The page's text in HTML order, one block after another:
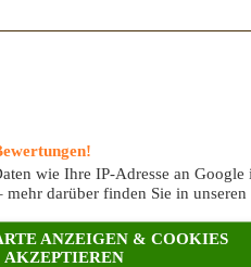
wie Ihre IP-Adresse an Google
darüber finden Sie in unseren
ANZEIGEN & COOKIES
AKZEPTIEREN